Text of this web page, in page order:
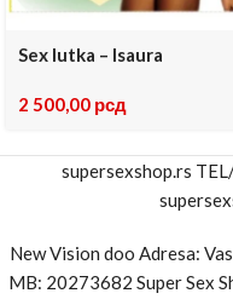
Sex lutka – Isaura
2 500,00 рсд
supersexshop.rs
New Vision doo Adresa:
MB: 20273682 Super Sex